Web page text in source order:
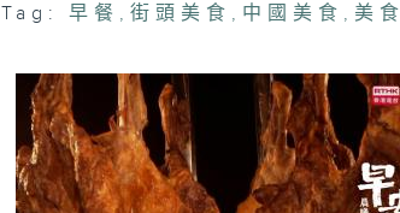
Tag:
早餐 ,街頭美食 , 中國美食 , 美食